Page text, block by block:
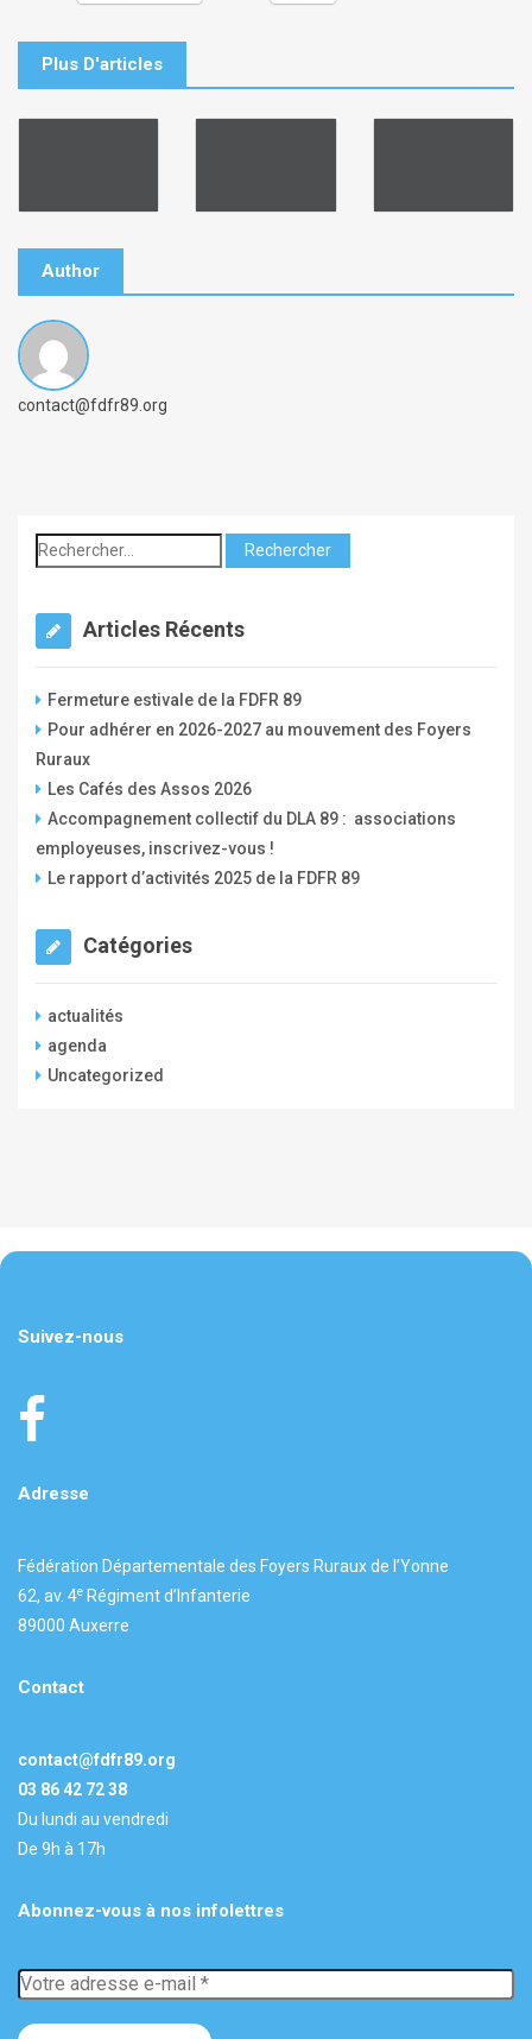
Plus D'articles
Author
B
contact@fdfr89.org
Articles Récents
Fermeture estivale de la FDFR 89
Pour adhérer en 2026-2027 au mouvement des Foyers
Ruraux
Les Cafés des Assos 2026
Accompagnement collectif du DLA 89 : associations
employeuses, inscrivez-vous !
Le rapport d’activités 2025 de la FDFR 89
Catégories
actualités
agenda
Uncategorized
Suivez-nous
Adresse
Fédération Départementale des Foyers Ruraux de l’Yonne
62, av. 4e Régiment d’Infanterie
89000 Auxerre
Contact
contact@fdfr89.org
03 86 42 72 38
Du lundi au vendredi
De 9h à 17h
Abonnez-vous à nos infolettres
Votre
adresse
e-